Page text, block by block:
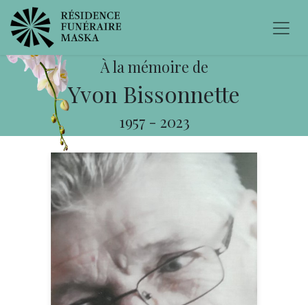
À la mémoire de
Yvon Bissonnette
1957 - 2023